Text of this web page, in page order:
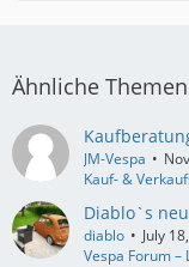
Ähnliche Themen
JM-Vespa
Kauf- &
Diablo`s
diablo
July
Vespa Forum